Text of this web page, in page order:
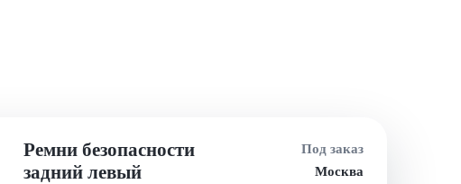
Ремни безопасности
задний левый
Под заказ
Москва